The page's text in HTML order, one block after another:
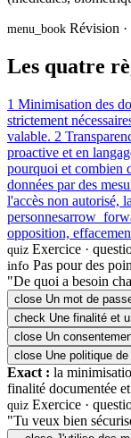
menu_book Révision ·
Les quatre
1 Minimisation des
strictement
valable. 2
proactive et en
pourquoi et combien
données par des
l'accès non autorisé,
personnes
opposition,
quiz Exercice ·
info Pas pour des
"De quoi a besoin
close Un mot de
check Une finalité et
close Un
close Une politique
Exact : la
finalité documentée
quiz Exercice ·
"Tu veux bien